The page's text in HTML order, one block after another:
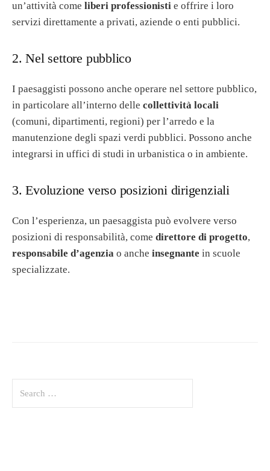
un’attività come liberi professionisti e offrire i loro
servizi direttamente a privati, aziende o enti pubblici.
2. Nel settore pubblico
I paesaggisti possono anche operare nel settore pubblico,
in particolare all’interno delle collettività locali
(comuni, dipartimenti, regioni) per l’arredo e la
manutenzione degli spazi verdi pubblici. Possono anche
integrarsi in uffici di studi in urbanistica o in ambiente.
3. Evoluzione verso posizioni dirigenziali
Con l’esperienza, un paesaggista può evolvere verso
posizioni di responsabilità, come direttore di progetto,
responsabile d’agenzia o anche insegnante in scuole
specializzate.